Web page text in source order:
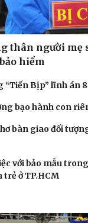
thân người mẹ
hiểm
“Tiến Bịp” lĩnh án
bạo hành con
bàn giao đối
với bảo mẫu
trẻ ở TP.HCM